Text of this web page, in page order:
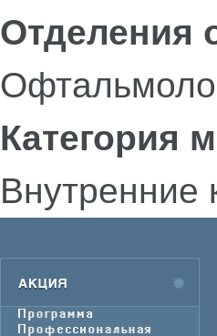
Отделения
Категория
Внутренние